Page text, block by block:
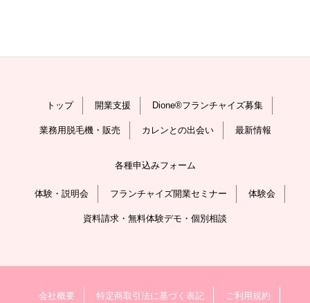
トップ 開業支援 Dione®フランチャイズ募集
業務用脱毛機・販売 カレンとの出会い 最新情報
各種申込みフォーム
体験・説明会 フランチャイズ開業セミナー 体験会
資料請求・無料体験デモ・個別相談
会社概要 特定商取引法に基づく表記 ご利用規約